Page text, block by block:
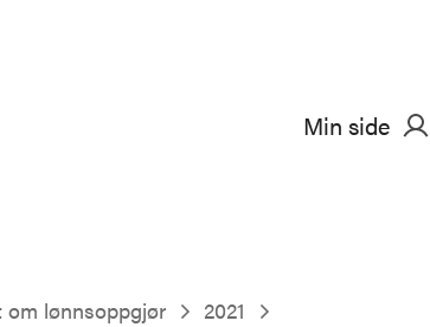
Min side
om lønnsoppgjør
2021